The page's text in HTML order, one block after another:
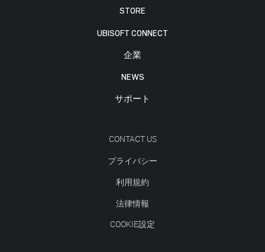
STORE
UBISOFT CONNECT
企業
NEWS
サポート
CONTACT US
プライバシー
利用規約
法律情報
COOKIE設定